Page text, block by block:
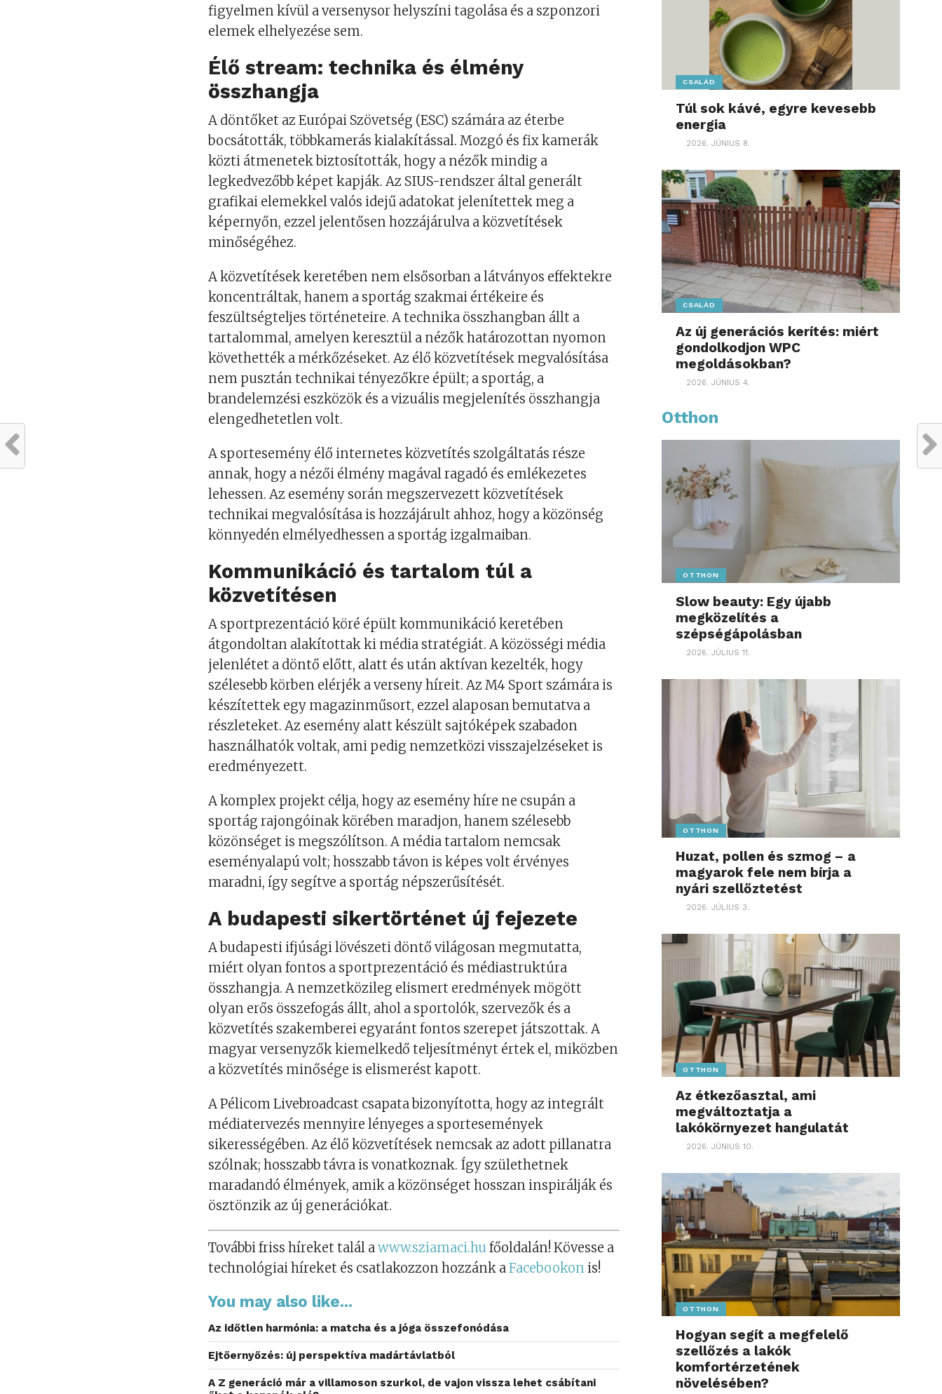
figyelmen kívül a versenysor helyszíni tagolása és a szponzori
elemek elhelyezése sem.
Élő stream: technika és élmény
összhangja
A döntőket az Európai Szövetség (ESC) számára az éterbe
bocsátották, többkamerás kialakítással. Mozgó és fix kamerák
közti átmenetek biztosították, hogy a nézők mindig a
legkedvezőbb képet kapják. Az SIUS-rendszer által generált
grafikai elemekkel valós idejű adatokat jelenítettek meg a
képernyőn, ezzel jelentősen hozzájárulva a közvetítések
minőségéhez.
A közvetítések keretében nem elsősorban a látványos effektekre
koncentráltak, hanem a sportág szakmai értékeire és
feszültségteljes történeteire. A technika összhangban állt a
tartalommal, amelyen keresztül a nézők határozottan nyomon
követhették a mérkőzéseket. Az élő közvetítések megvalósítása
nem pusztán technikai tényezőkre épült; a sportág, a
brandelemzési eszközök és a vizuális megjelenítés összhangja
elengedhetetlen volt.
A sportesemény élő internetes közvetítés szolgáltatás része
annak, hogy a nézői élmény magával ragadó és emlékezetes
lehessen. Az esemény során megszervezett közvetítések
technikai megvalósítása is hozzájárult ahhoz, hogy a közönség
könnyedén elmélyedhessen a sportág izgalmaiban.
Kommunikáció és tartalom túl a
közvetítésen
A sportprezentáció köré épült kommunikáció keretében
átgondoltan alakítottak ki média stratégiát. A közösségi média
jelenlétet a döntő előtt, alatt és után aktívan kezelték, hogy
szélesebb körben elérjék a verseny híreit. Az M4 Sport számára is
készítettek egy magazinműsort, ezzel alaposan bemutatva a
részleteket. Az esemény alatt készült sajtóképek szabadon
használhatók voltak, ami pedig nemzetközi visszajelzéseket is
eredményezett.
A komplex projekt célja, hogy az esemény híre ne csupán a
sportág rajongóinak körében maradjon, hanem szélesebb
közönséget is megszólítson. A média tartalom nemcsak
eseményalapú volt; hosszabb távon is képes volt érvényes
maradni, így segítve a sportág népszerűsítését.
A budapesti sikertörténet új fejezete
A budapesti ifjúsági lövészeti döntő világosan megmutatta,
miért olyan fontos a sportprezentáció és médiastruktúra
összhangja. A nemzetközileg elismert eredmények mögött
olyan erős összefogás állt, ahol a sportolók, szervezők és a
közvetítés szakemberei egyaránt fontos szerepet játszottak. A
magyar versenyzők kiemelkedő teljesítményt értek el, miközben
a közvetítés minősége is elismerést kapott.
A Pélicom Livebroadcast csapata bizonyította, hogy az integrált
médiatervezés mennyire lényeges a sportesemények
sikerességében. Az élő közvetítések nemcsak az adott pillanatra
szólnak; hosszabb távra is vonatkoznak. Így születhetnek
maradandó élmények, amik a közönséget hosszan inspirálják és
ösztönzik az új generációkat.
További friss híreket talál awww.sziamaci.hu főoldalán! Kövesse a
technológiai híreket és csatlakozzon hozzánk aFacebookon is!
You may also like...
Az időtlen harmónia: a matcha és a jóga összefonódása
Ejtőernyőzés: új perspektíva madártávlatból
A Z generáció már a villamoson szurkol, de vajon vissza lehet csábítani
CSALÁD
Túl sok kávé, egyre kevesebb
energia
2026. JÚNIUS 8.
CSALÁD
Az új generációs kerítés: miért
gondolkodjon WPC
megoldásokban?
2026. JÚNIUS 4.
Otthon
OTTHON
Slow beauty: Egy újabb
megközelítés a
szépségápolásban
2026. JÚLIUS 11.
OTTHON
Huzat, pollen és szmog – a
magyarok fele nem bírja a
nyári szellőztetést
2026. JÚLIUS 3.
OTTHON
Az étkezőasztal, ami
megváltoztatja a
lakókörnyezet hangulatát
2026. JÚNIUS 10.
OTTHON
Hogyan segít a megfelelő
szellőzés a lakók
komfortérzetének
növelésében?